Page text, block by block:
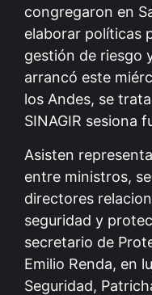
congregaron en
elaborar políticas
gestión de riesgo
arrancó este
los Andes, se
SINAGIR sesiona
Asisten
entre ministros,
directores
seguridad y
secretario de
Emilio Renda, en
Seguridad,